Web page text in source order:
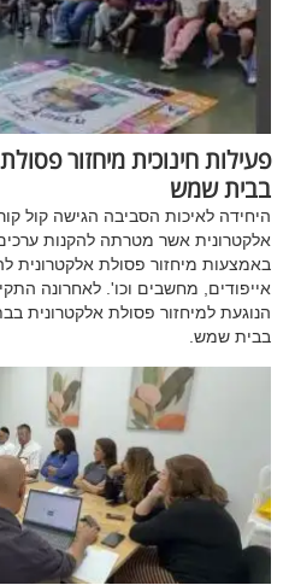
פעילות חינוכית מיחזור
בבית שמש
היחידה לאיכות הסביבה הגישה קול
אלקטרונית אשר מטרתה להקנות
באמצעות מיחזור פסולת אלקטרונית
אייפודים, מחשבים וכו'. לאחרונה
הנוגעת למיחזור פסולת אלקטרונית
בבית שמש.